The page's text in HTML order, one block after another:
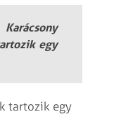
egy
tartozik egy